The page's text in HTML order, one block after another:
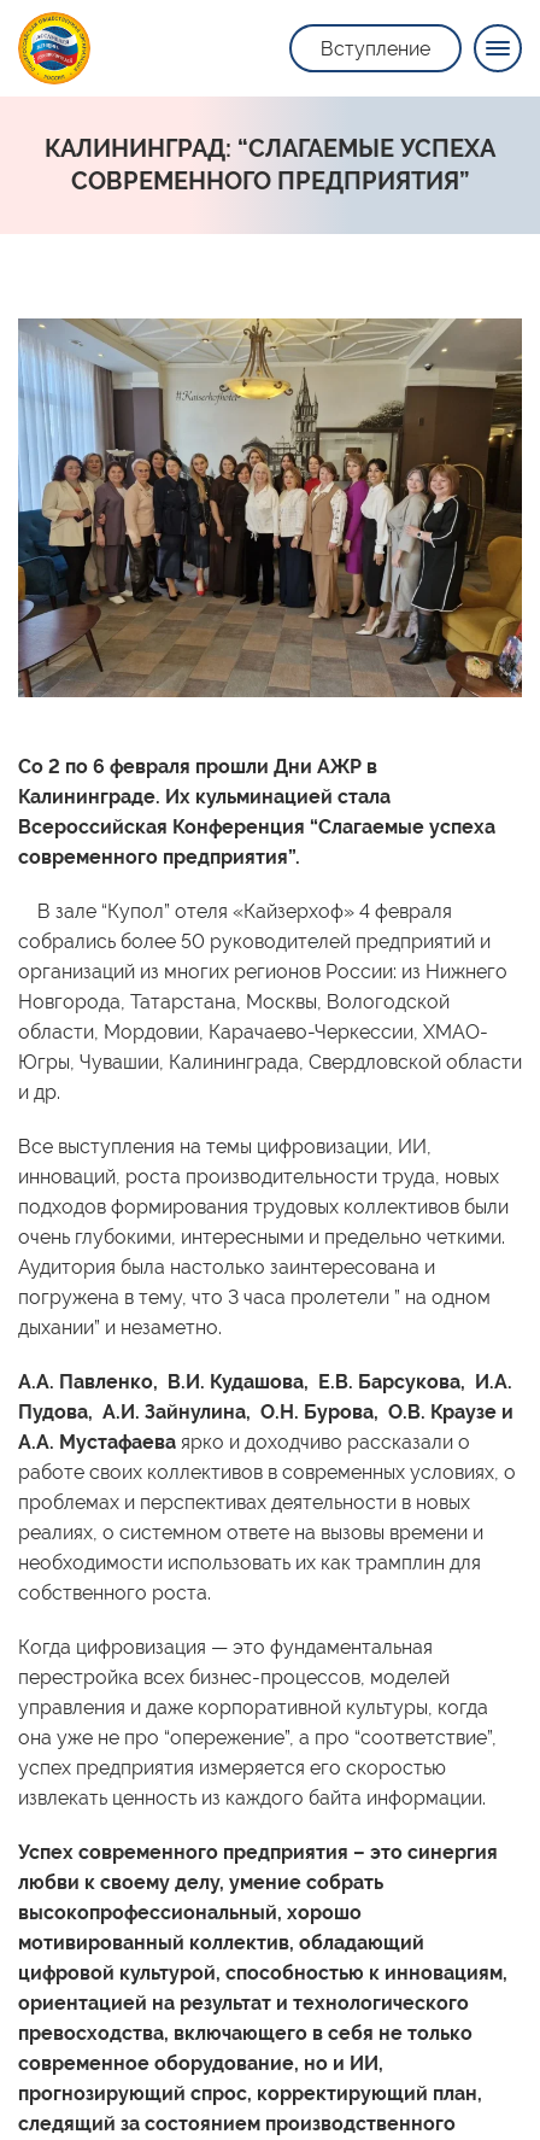
Вступление
КАЛИНИНГРАД: “СЛАГАЕМЫЕ УСПЕХА
СОВРЕМЕННОГО ПРЕДПРИЯТИЯ”
Со 2 по 6 февраля прошли Дни АЖР в
Калининграде. Их кульминацией стала
Всероссийская Конференция “Слагаемые успеха
современного предприятия”.
В зале “Купол” отеля «Кайзерхоф» 4 февраля
собрались более 50 руководителей предприятий и
организаций из многих регионов России: из Нижнего
Новгорода, Татарстана, Москвы, Вологодской
области, Мордовии, Карачаево-Черкессии, ХМАО-
Югры, Чувашии, Калининграда, Свердловской области
и др.
Все выступления на темы цифровизации, ИИ,
инноваций, роста производительности труда, новых
подходов формирования трудовых коллективов были
очень глубокими, интересными и предельно четкими.
Аудитория была настолько заинтересована и
погружена в тему, что 3 часа пролетели ” на одном
дыхании” и незаметно.
А.А. Павленко, В.И. Кудашова, Е.В. Барсукова, И.А.
Пудова, А.И. Зайнулина, О.Н. Бурова, О.В. Краузе и
А.А. Мустафаева ярко и доходчиво рассказали о
работе своих коллективов в современных условиях, о
проблемах и перспективах деятельности в новых
реалиях, о системном ответе на вызовы времени и
необходимости использовать их как трамплин для
собственного роста.
Когда цифровизация — это фундаментальная
перестройка всех бизнес-процессов, моделей
управления и даже корпоративной культуры, когда
она уже не про “опережение”, а про “соответствие”,
успех предприятия измеряется его скоростью
извлекать ценность из каждого байта информации.
Успех современного предприятия – это синергия
любви к своему делу, умение собрать
высокопрофессиональный, хорошо
мотивированный коллектив, обладающий
цифровой культурой, способностью к инновациям,
ориентацией на результат и технологического
превосходства, включающего в себя не только
современное оборудование, но и ИИ,
прогнозирующий спрос, корректирующий план,
следящий за состоянием производственного